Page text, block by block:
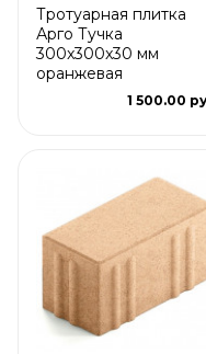
Тротуарная плитка
Арго Тучка
300x300x30 мм
оранжевая
1 500.00